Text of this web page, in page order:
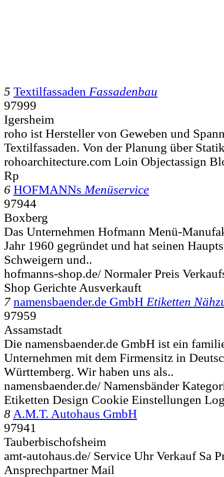
5 Textilfassaden Fassadenbau
97999
Igersheim
roho ist Hersteller von Geweben und
Textilfassaden. Von der Planung über
rohoarchitecture.com Loin Objectassign
Rp
6 HOFMANNs Menüservice
97944
Boxberg
Das Unternehmen Hofmann Menü-
Jahr 1960 gegründet und hat seinen
Schweigern und..
hofmanns-shop.de/ Normaler Preis
Shop Gerichte Ausverkauft
7 namensbaender.de GmbH Etiketten
97959
Assamstadt
Die namensbaender.de GmbH ist ein
Unternehmen mit dem Firmensitz in
Württemberg. Wir haben uns als..
namensbaender.de/ Namensbänder
Etiketten Design Cookie Einstellungen
8 A.M.T. Autohaus GmbH
97941
Tauberbischofsheim
amt-autohaus.de/ Service Uhr Verkauf Sa
Ansprechpartner Mail